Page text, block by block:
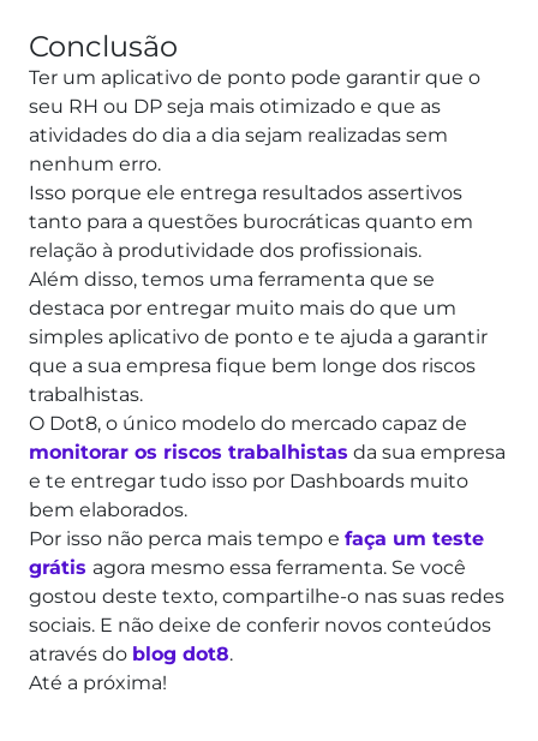
Conclusão
Ter um aplicativo de ponto pode garantir que o
seu RH ou DP seja mais otimizado e que as
atividades do dia a dia sejam realizadas sem
nenhum erro.
Isso porque ele entrega resultados assertivos
tanto para a questões burocráticas quanto em
relação à produtividade dos profissionais.
Além disso, temos uma ferramenta que se
destaca por entregar muito mais do que um
simples aplicativo de ponto e te ajuda a garantir
que a sua empresa fique bem longe dos riscos
trabalhistas.
O Dot8, o único modelo do mercado capaz de
monitorar os riscos trabalhistas da sua empresa
e te entregar tudo isso por Dashboards muito
bem elaborados.
Por isso não perca mais tempo e faça um teste
grátis agora mesmo essa ferramenta. Se você
gostou deste texto, compartilhe-o nas suas redes
sociais. E não deixe de conferir novos conteúdos
através do blog dot8.
Até a próxima!